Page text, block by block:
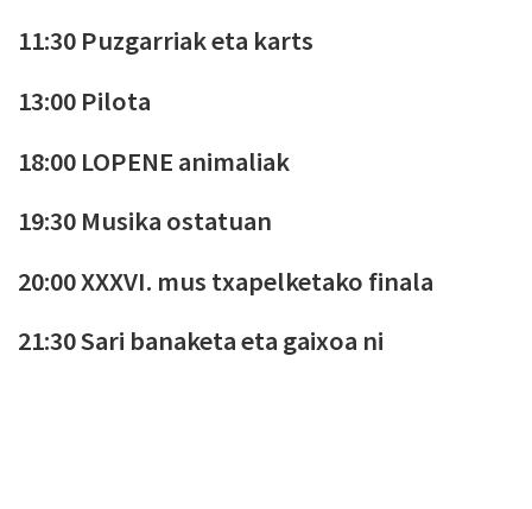
11:30 Puzgarriak eta karts
13:00 Pilota
18:00 LOPENE animaliak
19:30 Musika ostatuan
20:00 XXXVI. mus txapelketako finala
21:30 Sari banaketa eta gaixoa ni